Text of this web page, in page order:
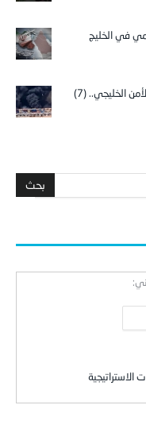
في الخليج
الخليجي.. (7)
الاستراتيجية